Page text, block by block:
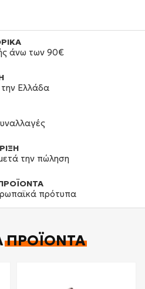
άνω των 90€
Ελλάδα
την πώληση
πρότυπα
ΠΡΟΪΌΝΤΑ